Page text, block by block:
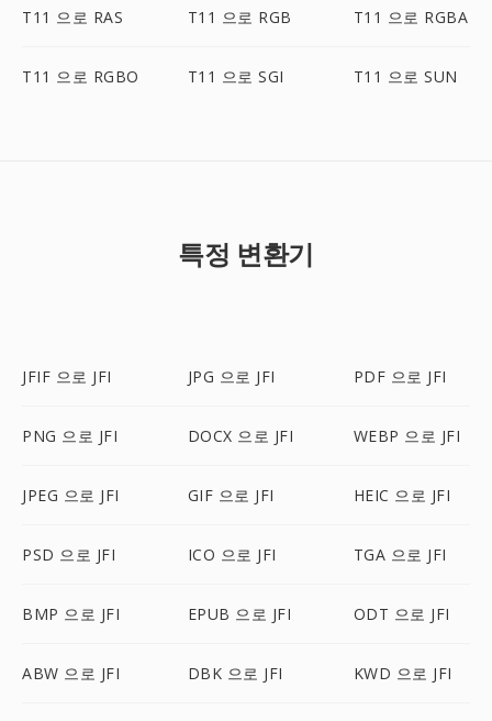
T11 으로 RAS T11 으로 RGB T11 으로 RGBA
T11 으로 RGBO T11 으로 SGI T11 으로 SUN
특정 변환기
JFIF 으로 JFI JPG 으로 JFI PDF 으로 JFI
PNG 으로 JFI DOCX 으로 JFI WEBP 으로 JFI
JPEG 으로 JFI GIF 으로 JFI HEIC 으로 JFI
PSD 으로 JFI ICO 으로 JFI TGA 으로 JFI
BMP 으로 JFI EPUB 으로 JFI ODT 으로 JFI
ABW 으로 JFI DBK 으로 JFI KWD 으로 JFI